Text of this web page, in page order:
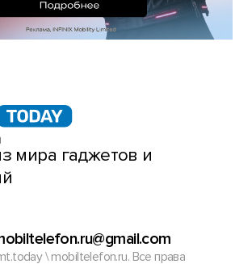
мира гаджетов и
\ mobiltelefon.ru. Все права